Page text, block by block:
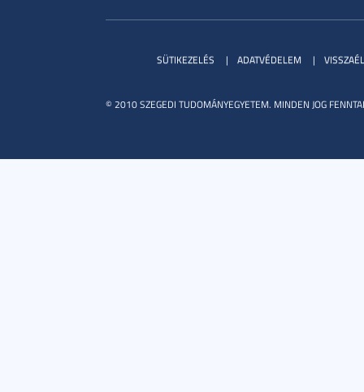
© 2010 SZEGEDI TUDOMÁNYEGYETEM. MINDEN JOG
SÜTIKEZELÉS ADATVÉDELEM